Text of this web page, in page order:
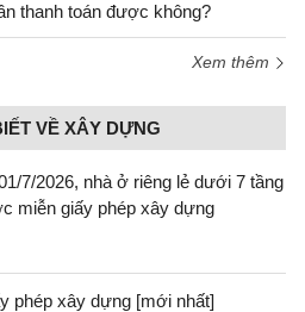
thanh toán được không?
Xem thêm
VỀ XÂY DỰNG
7/2026, nhà ở riêng lẻ dưới 7 tầng
miễn giấy phép xây dựng
phép xây dựng [mới nhất]